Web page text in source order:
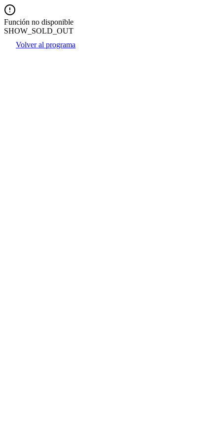
Función no disponible
SHOW_SOLD_OUT
Volver al programa